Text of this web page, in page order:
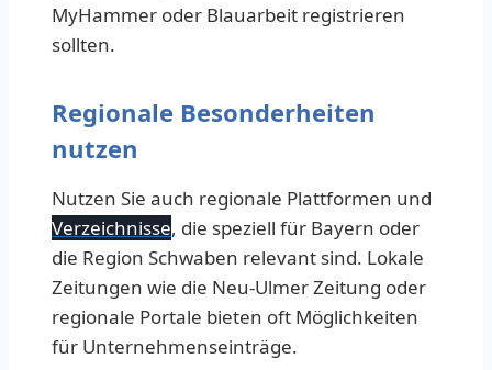
MyHammer oder Blauarbeit registrieren
sollten.
Regionale Besonderheiten
nutzen
Nutzen Sie auch regionale Plattformen und
Verzeichnisse, die speziell für Bayern oder
die Region Schwaben relevant sind. Lokale
Zeitungen wie die Neu-Ulmer Zeitung oder
regionale Portale bieten oft Möglichkeiten
für Unternehmenseinträge.